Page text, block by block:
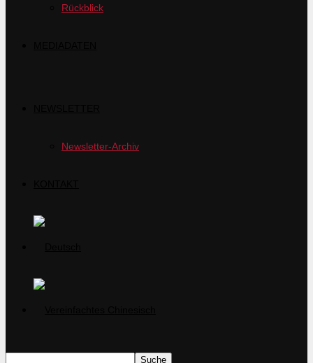
Rückblick
Newsletter-Archiv